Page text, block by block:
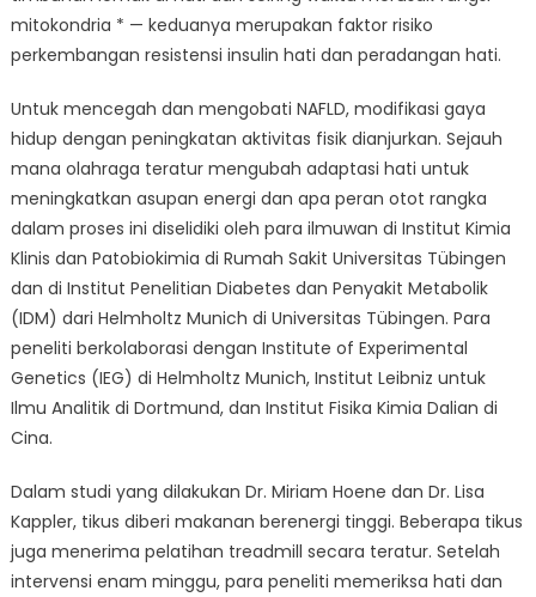
mitokondria * — keduanya merupakan faktor risiko
perkembangan resistensi insulin hati dan peradangan hati.
Untuk mencegah dan mengobati NAFLD, modifikasi gaya
hidup dengan peningkatan aktivitas fisik dianjurkan. Sejauh
mana olahraga teratur mengubah adaptasi hati untuk
meningkatkan asupan energi dan apa peran otot rangka
dalam proses ini diselidiki oleh para ilmuwan di Institut Kimia
Klinis dan Patobiokimia di Rumah Sakit Universitas Tübingen
dan di Institut Penelitian Diabetes dan Penyakit Metabolik
(IDM) dari Helmholtz Munich di Universitas Tübingen. Para
peneliti berkolaborasi dengan Institute of Experimental
Genetics (IEG) di Helmholtz Munich, Institut Leibniz untuk
Ilmu Analitik di Dortmund, dan Institut Fisika Kimia Dalian di
Cina.
Dalam studi yang dilakukan Dr. Miriam Hoene dan Dr. Lisa
Kappler, tikus diberi makanan berenergi tinggi. Beberapa tikus
juga menerima pelatihan treadmill secara teratur. Setelah
intervensi enam minggu, para peneliti memeriksa hati dan